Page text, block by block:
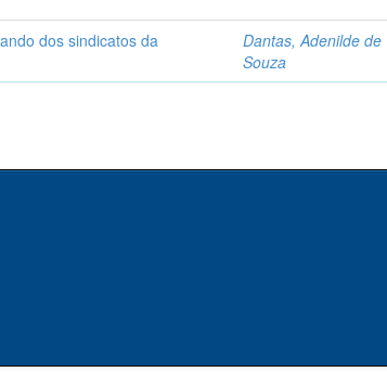
dos sindicatos da
Dantas, Adenilde de
Souza